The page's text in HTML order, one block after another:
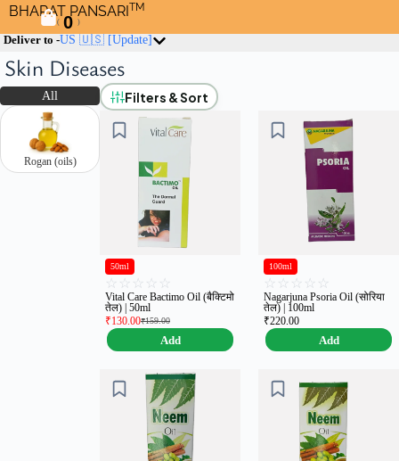
BHARAT PANSARITM
( 0 )
Deliver to -US 🇺🇸 [Update]
Skin Diseases
All
Rogan (oils)
Filters & Sort
50ml
☆ ☆ ☆ ☆ ☆
Vital Care Bactimo Oil (बैक्टिमो
तेल) | 50ml
₹159.00
₹130.00
Add
100ml
☆ ☆ ☆ ☆ ☆
Nagarjuna Psoria Oil (सोरिया
तेल) | 100ml
₹220.00
Add